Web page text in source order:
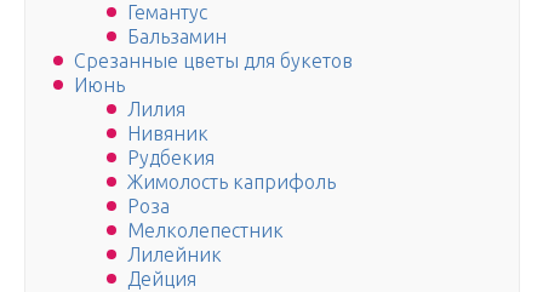
Гемантус
Бальзамин
Срезанные цветы для букетов
Июнь
Лилия
Нивяник
Рудбекия
Жимолость каприфоль
Роза
Мелколепестник
Лилейник
Дейция